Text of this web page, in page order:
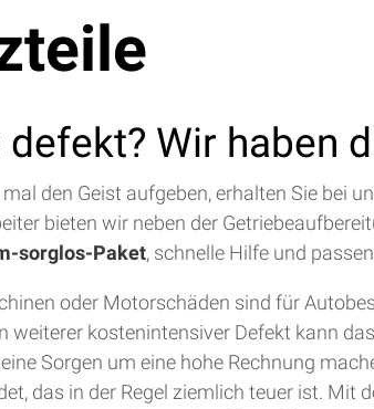
defekt? Wir haben
den Geist aufgeben, erhalten Sie bei
bieten wir neben der
sorglos-Paket, schnelle Hilfe und
oder Motorschäden sind für
weiterer kostenintensiver Defekt kann
Sorgen um eine hohe Rechnung
das in der Regel ziemlich teuer ist. Mit